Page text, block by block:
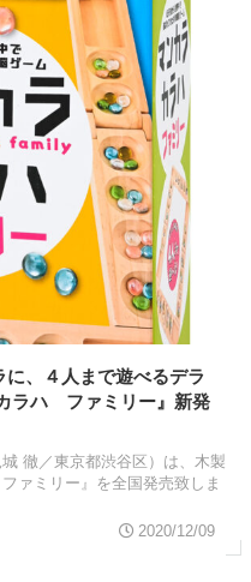
に、４人まで遊べるデラ
ラハ ファミリー』新発
徹／東京都渋谷区）は、木製
ァミリー』を全国発売致しま
2020/12/09